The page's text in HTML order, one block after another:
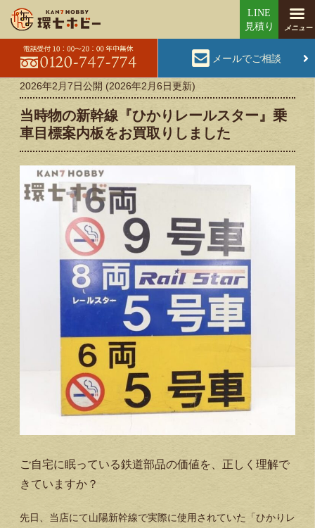
メールでご相談
2026年2月7日公開 (2026年2月6日更新)
当時物の新幹線『ひかりレールスター』乗
車目標案内板をお買取りしました
ご自宅に眠っている鉄道部品の価値を、正しく理解で
きていますか？
先日、当店にて山陽新幹線で実際に使用されていた「ひかりレ